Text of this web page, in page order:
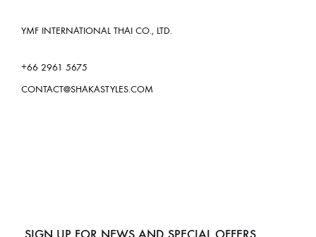
YMF INTERNATIONAL THAI CO., LTD.
+66 2961 5675
CONTACT@SHAKASTYLES.COM